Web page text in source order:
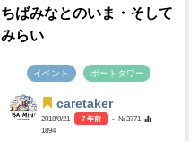
ちばみなとのいま・そして
みらい
イベント ポートタワー
caretaker
2018/8/21 7 年前
- №3771
1894